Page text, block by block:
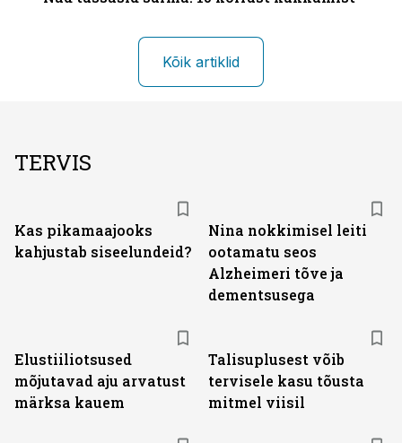
Kõik artiklid
TERVIS
Kas pikamaajooks
kahjustab siseelundeid?
Nina nokkimisel leiti
ootamatu seos
Alzheimeri tõve ja
dementsusega
Elustiiliotsused
mõjutavad aju arvatust
märksa kauem
Talisuplusest võib
tervisele kasu tõusta
mitmel viisil